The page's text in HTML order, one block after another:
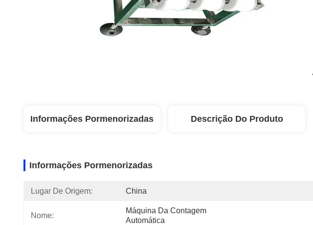
Informações Pormenorizadas Descrição Do Produto
Informações Pormenorizadas
Lugar De Origem: China
Nome:
Máquina Da Contagem
Automática